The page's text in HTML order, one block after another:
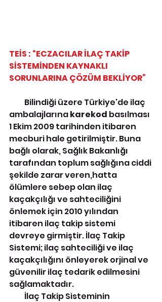
TEİS : “ECZACILAR İLAÇ TAKİP
SİSTEMİNDEN KAYNAKLI
SORUNLARINA ÇÖZÜM BEKLİYOR”
ambalajlarına karekod basılması
1 Ekim 2009 tarihinden itibaren
mecburi hale getirilmiştir. Buna
bağlı olarak, Sağlık Bakanlığı
tarafından toplum sağlığına ciddi
şekilde zarar veren,hatta
ölümlere sebep olan ilaç
kaçakçılığı ve sahteciliğini
önlemek için 2010 yılından
itibaren ilaç takip sistemi
devreye girmiştir. İlaç Takip
Sistemi; ilaç sahteciliği ve ilaç
kaçakçılığını önleyerek orjinal ve
güvenilir ilaç tedarik edilmesini
sağlamaktadır.